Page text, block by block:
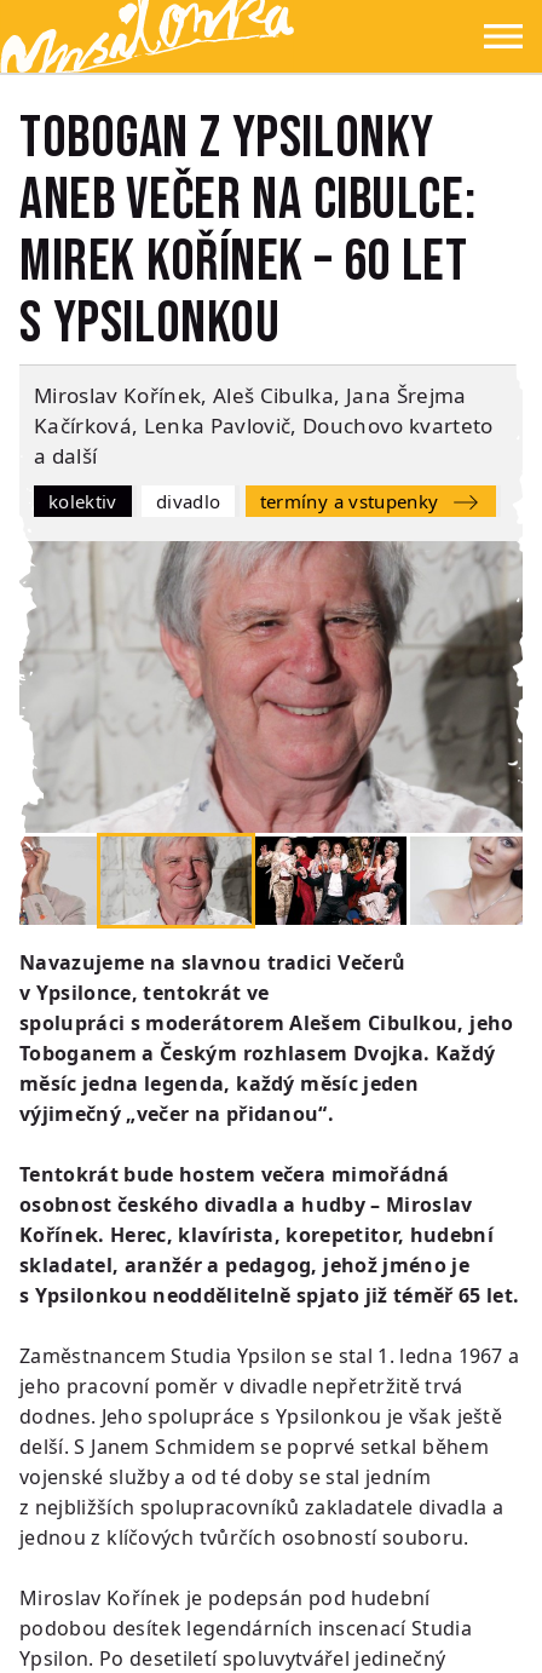
Přejít na hlavní obsah
Přejít na navigaci
Přejít na hledání
Ypsilonka ☰
TOBOGAN z YPSILONKY
aneb VEČER NA CIBULCE:
Mirek Kořínek – 60 let
s Ypsilonkou
Miroslav Kořínek, Aleš Cibulka, Jana Šrejma
Kačírková, Lenka Pavlovič, Douchovo kvarteto
a další
kolektiv Divadlo Termíny a vstupenky
Navazujeme na slavnou tradici Večerů
v Ypsilonce, tentokrát ve
spolupráci s moderátorem Alešem Cibulkou, jeho
Toboganem a Českým rozhlasem Dvojka. Každý
měsíc jedna legenda, každý měsíc jeden
výjimečný „večer na přidanou“.
Tentokrát bude hostem večera mimořádná
osobnost českého divadla a hudby – Miroslav
Kořínek. Herec, klavírista, korepetitor, hudební
skladatel, aranžér a pedagog, jehož jméno je
s Ypsilonkou neoddělitelně spjato již téměř 65 let.
Zaměstnancem Studia Ypsilon se stal 1. ledna 1967 a
jeho pracovní poměr v divadle nepřetržitě trvá
dodnes. Jeho spolupráce s Ypsilonkou je však ještě
delší. S Janem Schmidem se poprvé setkal během
vojenské služby a od té doby se stal jedním
z nejbližších spolupracovníků zakladatele divadla a
jednou z klíčových tvůrčích osobností souboru.
Miroslav Kořínek je podepsán pod hudební
podobou desítek legendárních inscenací Studia
Ypsilon. Po desetiletí spoluvytvářel jedinečný